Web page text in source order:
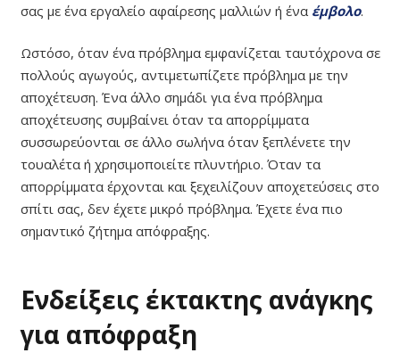
σας με ένα εργαλείο αφαίρεσης μαλλιών ή ένα έμβολο.
Ωστόσο, όταν ένα πρόβλημα εμφανίζεται ταυτόχρονα σε
πολλούς αγωγούς, αντιμετωπίζετε πρόβλημα με την
αποχέτευση. Ένα άλλο σημάδι για ένα πρόβλημα
αποχέτευσης συμβαίνει όταν τα απορρίμματα
συσσωρεύονται σε άλλο σωλήνα όταν ξεπλένετε την
τουαλέτα ή χρησιμοποιείτε πλυντήριο. Όταν τα
απορρίμματα έρχονται και ξεχειλίζουν αποχετεύσεις στο
σπίτι σας, δεν έχετε μικρό πρόβλημα. Έχετε ένα πιο
σημαντικό ζήτημα απόφραξης.
Ενδείξεις έκτακτης ανάγκης
για απόφραξη